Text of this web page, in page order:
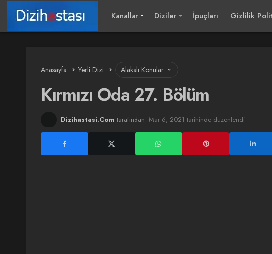
Kanallar Diziler İpuçları Gizlilik
Anasayfa Yerli Dizi Alakalı Konular
Kırmızı Oda 27. Bölüm
Dizihastasi.Com tarafından Mar 6, 2021 tarihinde düzenlendi